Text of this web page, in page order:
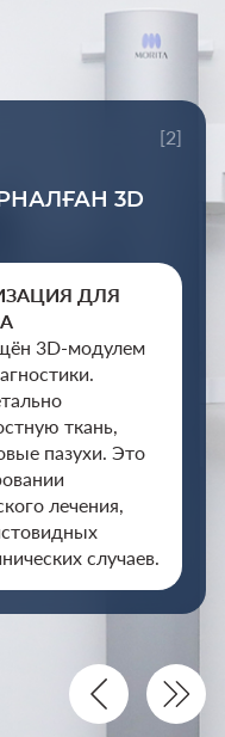
[2]
3D
ДЛЯ
3D‑модулем
ткань,
пазухи. Это
лечения,
случаев.